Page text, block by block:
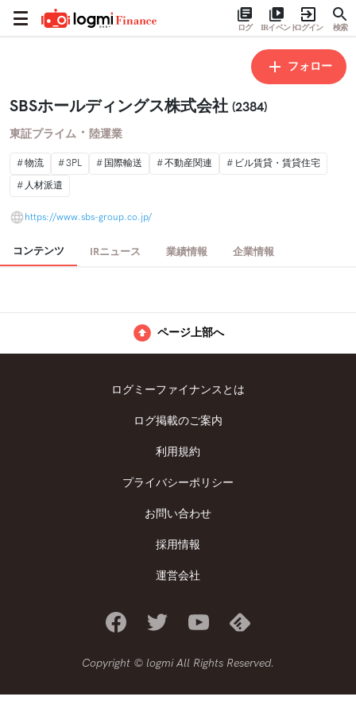
ログ IRイベントログイン 検索
フォロー
SBSホールディングス株式会社 (2384)
東証プライム ・ 陸運業
物流 3PL 国際輸送 不動産関連
ビル賃貸・賃貸住宅
人材派遣
https://www.sbs-group.co.jp/
コンテンツ IRニュース 業績情報 企業情報
ページ上部へ
ログミーファイナンスとは
ログ掲載のご案内
利用規約
プライバシーポリシー
お問い合わせ
採用情報
運営会社
Copyright © logmi All Rights Reserved.